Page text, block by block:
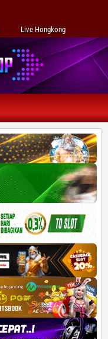
Live Hongkong